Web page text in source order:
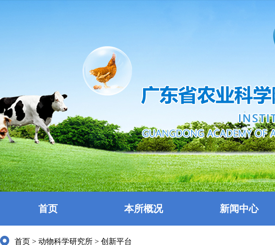
首页 本所概况 新闻中心
首页 > 动物科学研究所 > 创新平台